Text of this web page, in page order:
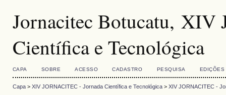
Jornacitec Botucatu, XIV
Científica e Tecnológica
CAPA SOBRE ACESSO CADASTRO PESQUISA EDIÇÕES
Capa> XIV JORNACITEC - Jornada Científica e Tecnológica> XIV JORNACITEC -